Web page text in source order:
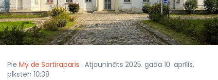
Pie My de Sortiraparis · Atjaunināts 2025. gada 10. aprīlis,
plksten 10:38